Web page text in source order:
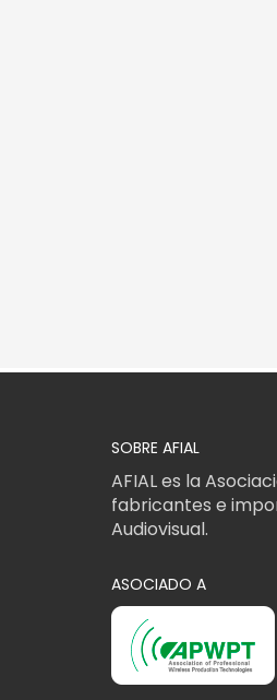
SOBRE AFIAL
AFIAL es la
fabricantes e
Audiovisual.
ASOCIADO A